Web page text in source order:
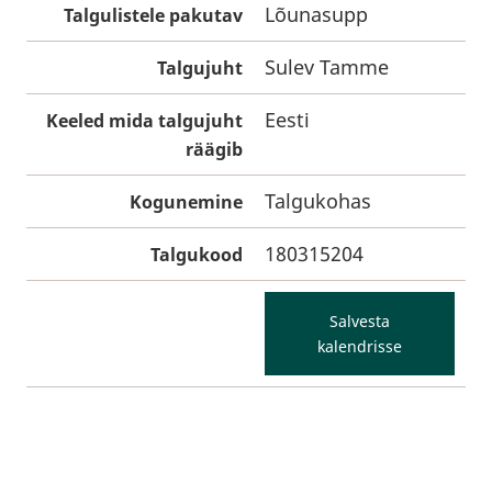
Talgulistele pakutav Lõunasupp
Talgujuht Sulev Tamme
Keeled mida talgujuht
räägib
Eesti
Kogunemine Talgukohas
Talgukood 180315204
Salvesta
kalendrisse